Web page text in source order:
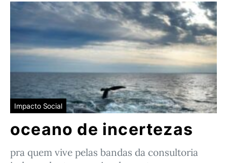
Impacto Social
oceano de incertezas
pra quem vive pelas bandas da consultoria